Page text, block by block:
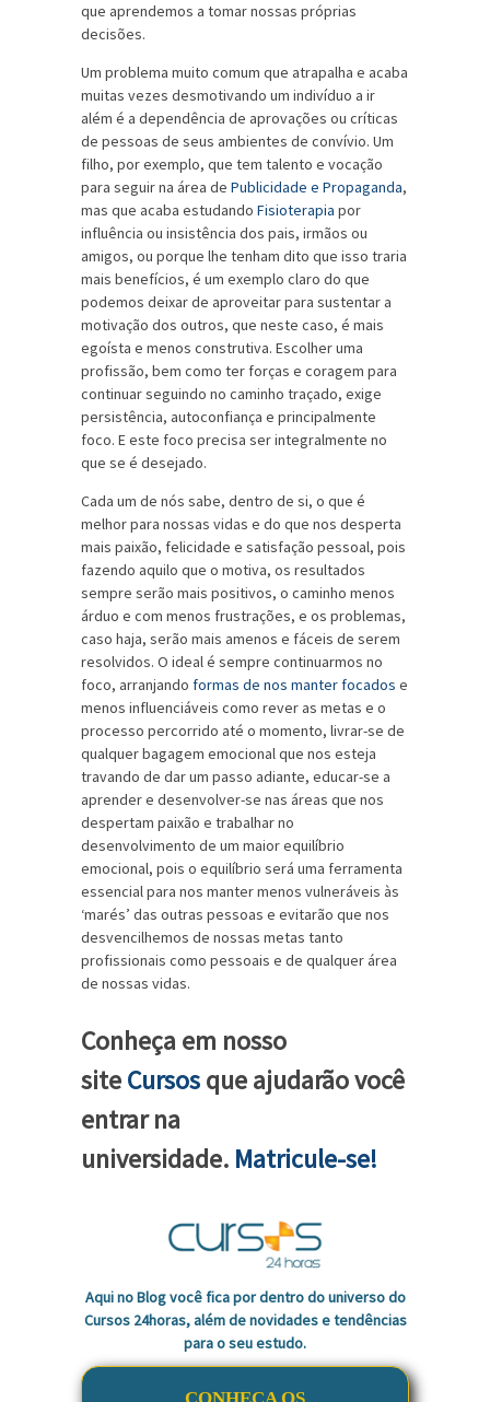
que aprendemos a tomar nossas próprias
decisões.
Um problema muito comum que atrapalha e acaba
muitas vezes desmotivando um indivíduo a ir
além é a dependência de aprovações ou críticas
de pessoas de seus ambientes de convívio. Um
filho, por exemplo, que tem talento e vocação
para seguir na área de Publicidade e Propaganda,
mas que acaba estudando Fisioterapia por
influência ou insistência dos pais, irmãos ou
amigos, ou porque lhe tenham dito que isso traria
mais benefícios, é um exemplo claro do que
podemos deixar de aproveitar para sustentar a
motivação dos outros, que neste caso, é mais
egoísta e menos construtiva. Escolher uma
profissão, bem como ter forças e coragem para
continuar seguindo no caminho traçado, exige
persistência, autoconfiança e principalmente
foco. E este foco precisa ser integralmente no
que se é desejado.
Cada um de nós sabe, dentro de si, o que é
melhor para nossas vidas e do que nos desperta
mais paixão, felicidade e satisfação pessoal, pois
fazendo aquilo que o motiva, os resultados
sempre serão mais positivos, o caminho menos
árduo e com menos frustrações, e os problemas,
caso haja, serão mais amenos e fáceis de serem
resolvidos. O ideal é sempre continuarmos no
foco, arranjando formas de nos manter focados e
menos influenciáveis como rever as metas e o
processo percorrido até o momento, livrar-se de
qualquer bagagem emocional que nos esteja
travando de dar um passo adiante, educar-se a
aprender e desenvolver-se nas áreas que nos
despertam paixão e trabalhar no
desenvolvimento de um maior equilíbrio
emocional, pois o equilíbrio será uma ferramenta
essencial para nos manter menos vulneráveis às
‘marés’ das outras pessoas e evitarão que nos
desvencilhemos de nossas metas tanto
profissionais como pessoais e de qualquer área
de nossas vidas.
Conheça em nosso
siteCursosque ajudarão você
entrar na
universidade. Matricule-se!
Aqui no Blog você fica por dentro do universo do
Cursos 24horas, além de novidades e tendências
para o seu estudo.